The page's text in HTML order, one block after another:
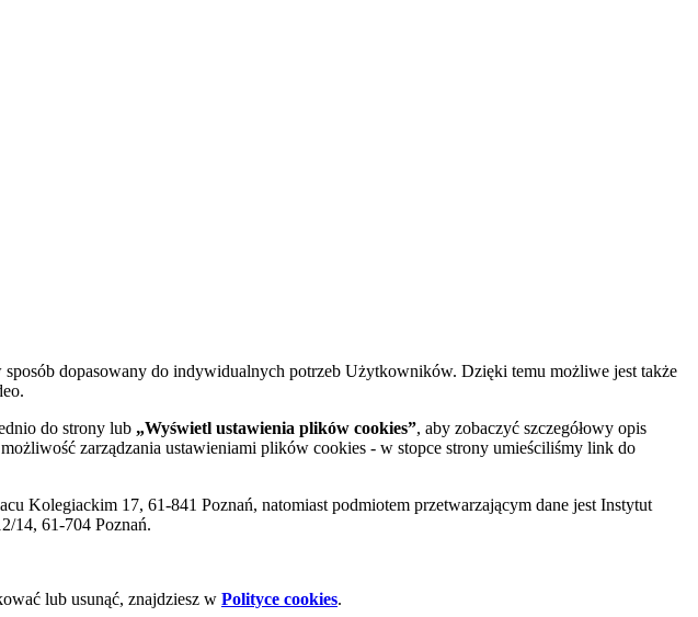
dopasowany do indywidualnych potrzeb Użytkowników. Dzięki temu możliwe jest także
do strony lub „Wyświetl ustawienia plików cookies”, aby zobaczyć szczegółowy opis
zarządzania ustawieniami plików cookies - w stopce strony umieściliśmy link do
Kolegiackim 17, 61-841 Poznań, natomiast podmiotem przetwarzającym dane jest Instytut
14, 61-704 Poznań.
lub usunąć, znajdziesz w Polityce cookies.